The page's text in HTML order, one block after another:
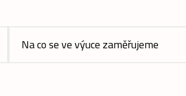
Na co se ve výuce zaměřujeme